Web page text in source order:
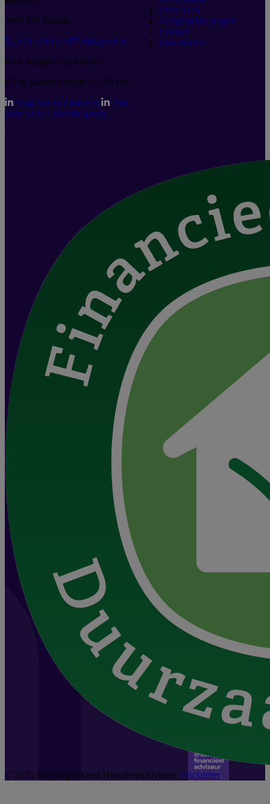
3981 PH Bunnik
020 4289573
info@seh.nl
KvK nummer: 33300916
BTW nummer: 8068.95.676.B01
Volg ons op LinkedIn
Join
onze SEH LinkedIn-groep
Over SEH
Veelgestelde vragen
Contact
Downloads
© 2025 Stichting Erkend Hypotheekadviseur Disclaimer